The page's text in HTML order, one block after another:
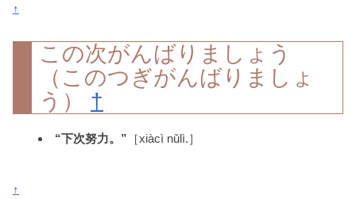
↑
この次がんばりましょう
（このつぎがんばりましょ
う） †
“下次努力。” ［xiàcì nǔlì.］
↑